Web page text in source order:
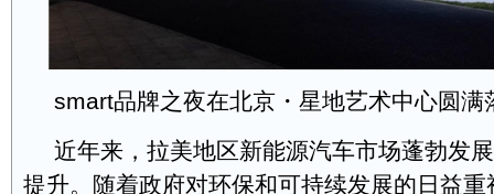
smart品牌之夜在北京・星地艺术中心圆满
近年来，拉美地区新能源汽车市场蓬勃发
提升。随着政府对环保和可持续发展的日益